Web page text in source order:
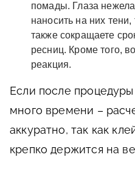
помады. Глаза
наносить на них
также сокращаете
ресниц. Кроме того,
реакция.
Если после
много времени –
аккуратно, так как
крепко держится на